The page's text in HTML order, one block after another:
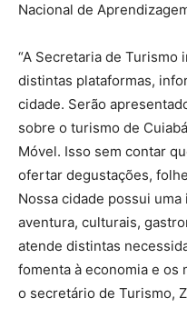
Nacional de
“A Secretaria de
distintas plataformas,
cidade. Serão
sobre o turismo de
Móvel. Isso sem contar
ofertar degustações,
Nossa cidade possui
aventura, culturais,
atende distintas
fomenta à economia e os
o secretário de Turismo,